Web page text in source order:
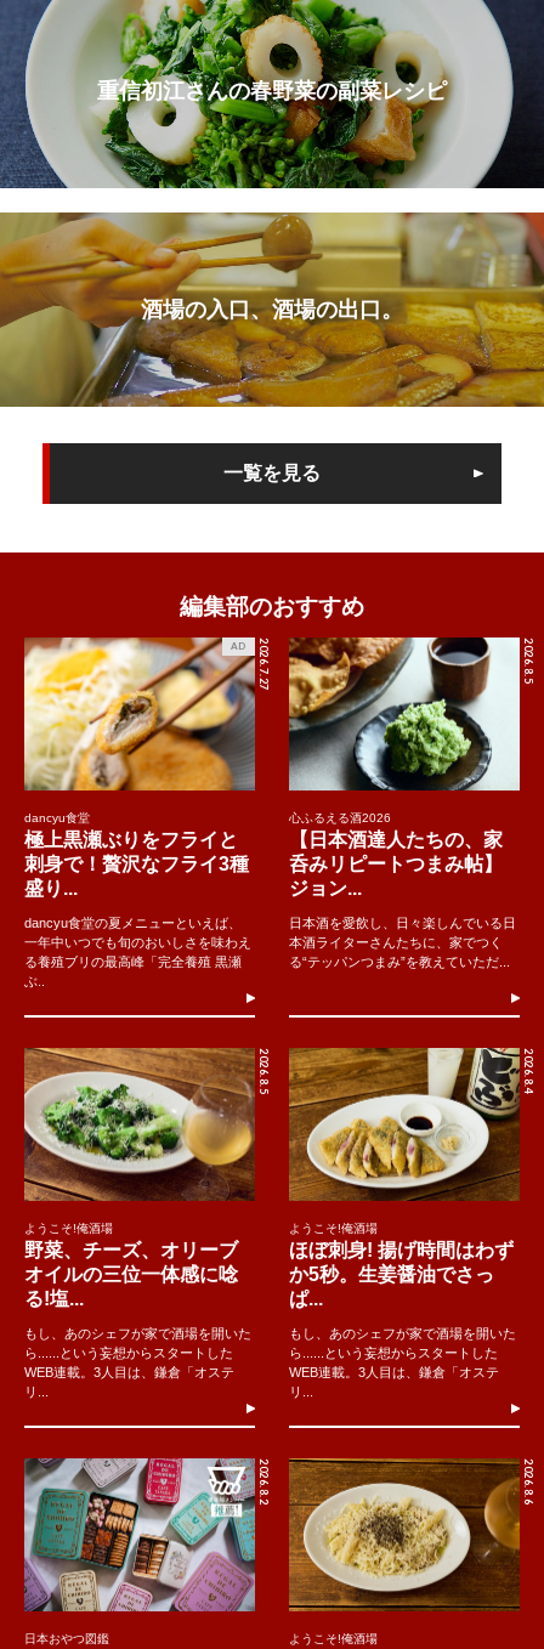
重信初江さんの春野菜の副菜レシピ
酒場の入口、酒場の出口。
一覧を見る
編集部のおすすめ
2026.7.27
AD
dancyu食堂
極上黒瀬ぶりをフライと
刺身で！贅沢なフライ3種
盛り...
dancyu食堂の夏メニューといえば、
一年中いつでも旬のおいしさを味わえ
る養殖ブリの最高峰「完全養殖 黒瀬
ぶ..
2026.8.5
心ふるえる酒2026
【日本酒達人たちの、家
呑みリピートつまみ帖】
ジョン...
日本酒を愛飲し、日々楽しんでいる日
本酒ライターさんたちに、家でつく
る“テッパンつまみ”を教えていただ...
2026.8.5
ようこそ!俺酒場
野菜、チーズ、オリーブ
オイルの三位一体感に唸
る!塩...
もし、あのシェフが家で酒場を開いた
ら......という妄想からスタートした
WEB連載。3人目は、鎌倉「オステ
リ...
2026.8.4
ようこそ!俺酒場
ほぼ刺身! 揚げ時間はわず
か5秒。生姜醤油でさっ
ぱ...
もし、あのシェフが家で酒場を開いた
ら......という妄想からスタートした
WEB連載。3人目は、鎌倉「オステ
リ...
2026.8.2
日本おやつ図鑑
2026.8.6
ようこそ!俺酒場